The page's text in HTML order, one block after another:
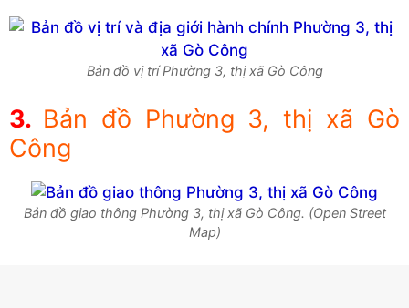
Bản đồ vị trí Phường 3, thị xã Gò Công
Bản đồ Phường 3, thị xã Gò
Công
Bản đồ giao thông Phường 3, thị xã Gò Công. (Open Street
Map)